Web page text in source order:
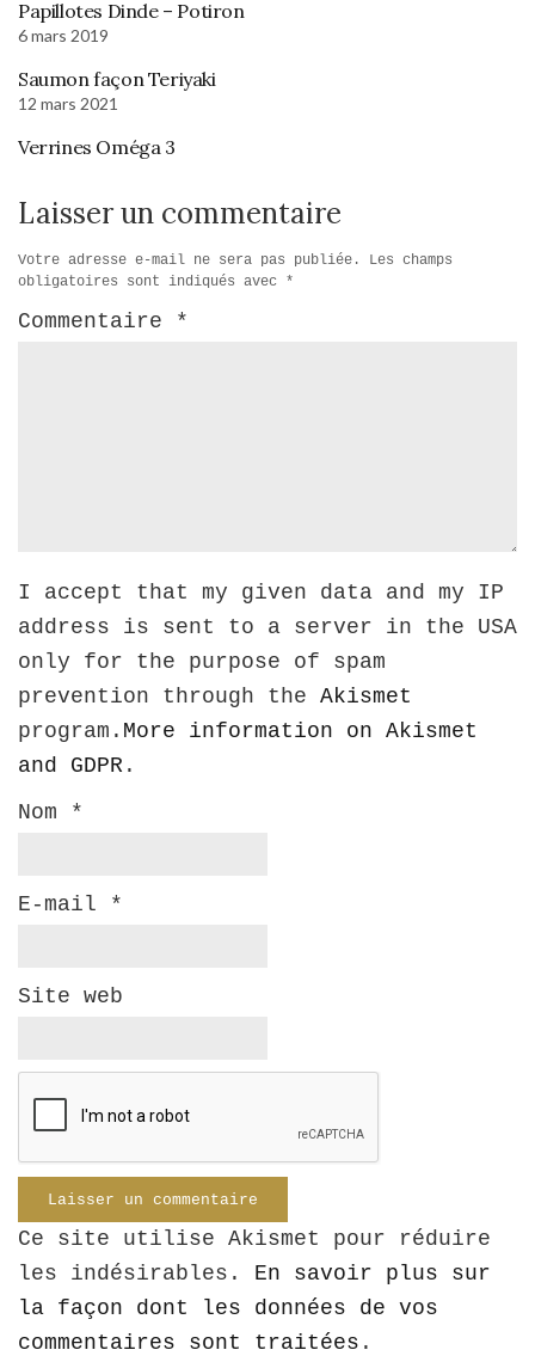
Papillotes Dinde – Potiron
6 mars 2019
Saumon façon Teriyaki
12 mars 2021
Verrines Oméga 3
Laisser un commentaire
Votre adresse e-mail ne sera pas publiée.
Les champs
obligatoires sont indiqués avec *
Commentaire *
I accept that my given data and my IP
address is sent to a server in the USA
only for the purpose of spam
prevention through the Akismet
program. More information on Akismet
and GDPR .
Nom *
E-mail *
Site web
Ce site utilise Akismet pour réduire
les indésirables. En savoir plus sur
la façon dont les données de vos
commentaires sont traitées .